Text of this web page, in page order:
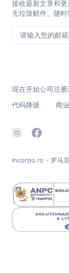
接收最新文章和更
无垃圾邮件。随时
请输入您的邮箱
现在开始公司注册
代码降级
商
Incorpo.ro - 罗马